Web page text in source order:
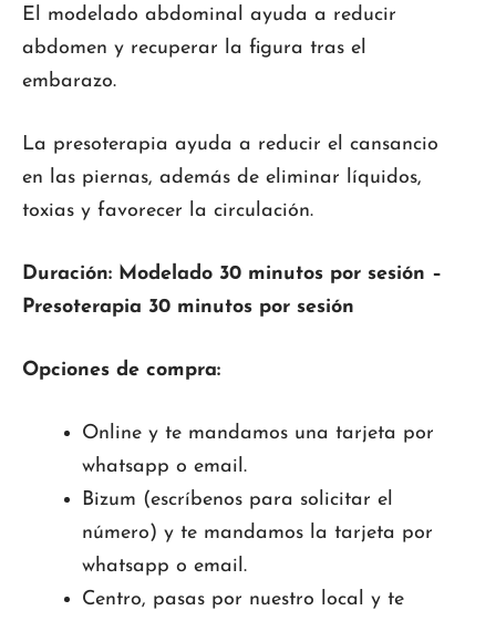
El modelado abdominal ayuda a reducir
abdomen y recuperar la figura tras el
embarazo.
La presoterapia ayuda a reducir el cansancio
en las piernas, además de eliminar líquidos,
toxias y favorecer la circulación.
Duración: Modelado 30 minutos por sesión –
Presoterapia 30 minutos por sesión
Opciones de compra:
Online y te mandamos una tarjeta por
whatsapp o email.
Bizum (escríbenos para solicitar el
número) y te mandamos la tarjeta por
whatsapp o email.
Centro, pasas por nuestro local y te